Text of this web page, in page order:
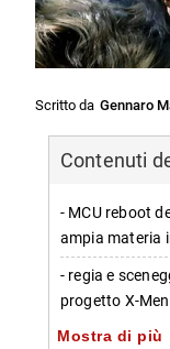
Scritto da Gennaro
Contenuti
- MCU reboot
ampia materia
- regia e
progetto X-Men
- X-Men: serve
Mostra di più